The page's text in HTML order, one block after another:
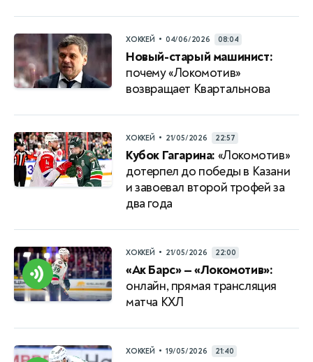
ХОККЕЙ • 04/06/2026 08:04
Новый-старый машинист:
почему «Локомотив»
возвращает Квартальнова
ХОККЕЙ • 21/05/2026 22:57
Кубок Гагарина: «Локомотив»
дотерпел до победы в Казани
и завоевал второй трофей за
два года
ХОККЕЙ • 21/05/2026 22:00
«Ак Барс» — «Локомотив»:
онлайн, прямая трансляция
матча КХЛ
ХОККЕЙ • 19/05/2026 21:40